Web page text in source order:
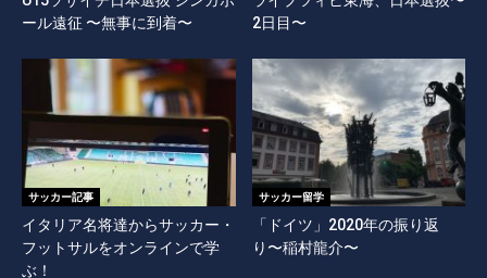
ール遠征 〜無事に到着〜
2日目〜
サッカー記事
イタリア名将達からサッカー・
フットサルをオンラインで学
ぶ！
サッカー留学
「ドイツ」2020年の振り返
り〜稲村龍介〜